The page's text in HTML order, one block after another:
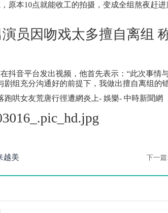
原本10点就能收工的拍摄，变成全组熬夜赶
抖音平台发出视频，他首先表示：“此次事情
组充分沟通好的前提下，我做出擅自离组的
越美 下一篇: